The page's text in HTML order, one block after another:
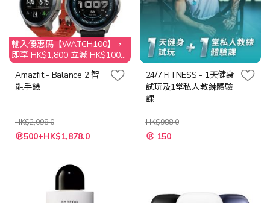
輸入優惠碼【WATCH100】，
即享 HK$1,800 立減 HK$100
優惠
Amazfit - Balance 2 智
能手錶
HK$2,098.0
特
殊 500+HK$1,878.0
24/7 FITNESS - 1天健身
試玩及1堂私人教練體驗
課
HK$988.0
特
殊 150